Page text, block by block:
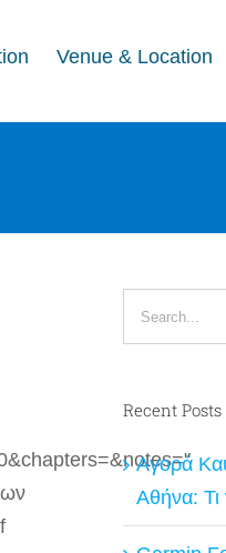
Venue & Location
for:
Recent Posts
Αγορά
Αθήνα: Τι